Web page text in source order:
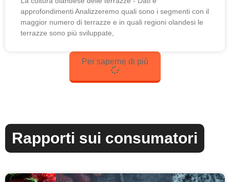
approfondimenti Analizzeremo quali sono i segmenti con il
maggior numero di terrazze e in quali regioni olandesi le
terrazze sono più sviluppate,
Per saperne di più
Rapporti sui consumatori